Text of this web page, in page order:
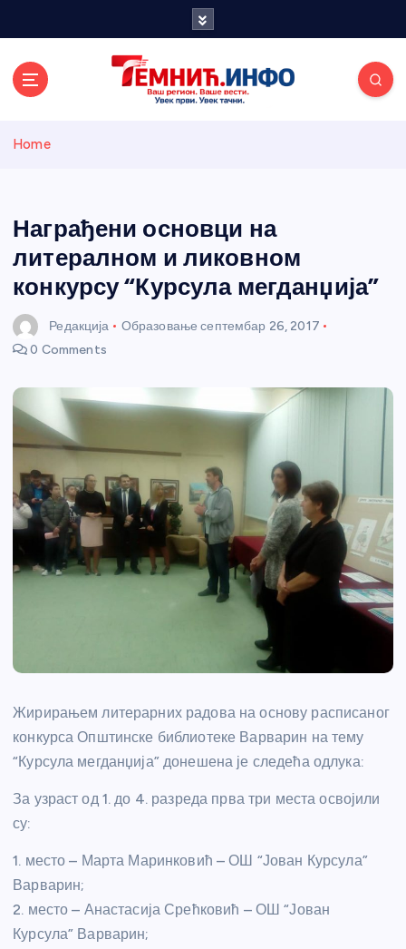
и портал
Home
Награђени основци на
литералном и ликовном
конкурсу “Курсула мегданџија”
Редакција Образовање септембар 26, 2017
0 Comments
Жирирањем литерарних радова на основу расписаног
конкурса Општинске библиотеке Варварин на тему
“Курсула мегданџија” донешена је следећа одлука:
За узраст од 1. до 4. разреда прва три места освојили
су:
1. место – Марта Маринковић – ОШ “Јован Курсула”
Варварин;
2. место – Анастасија Срећковић – ОШ “Јован
Курсула” Варварин;